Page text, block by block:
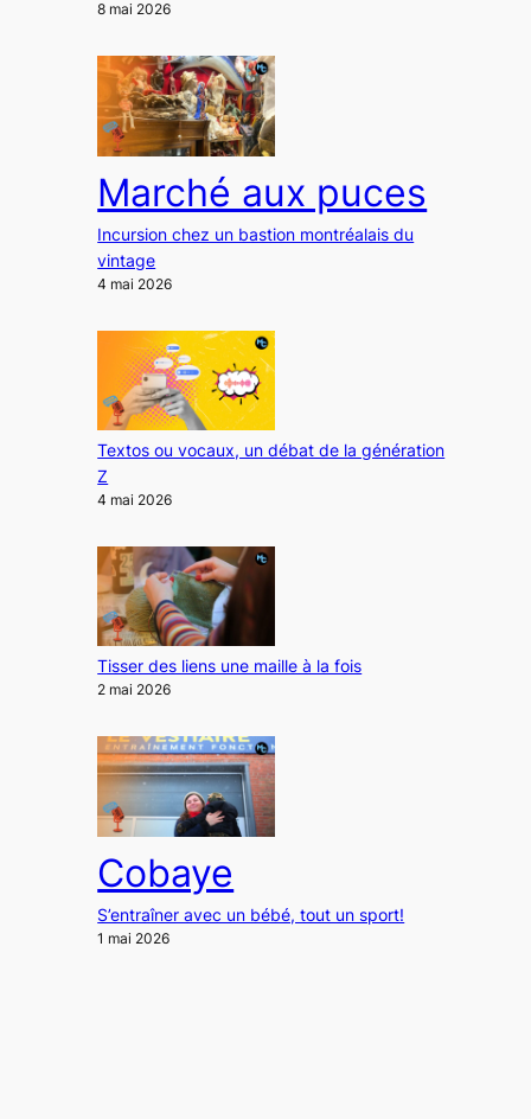
8 mai 2026
Marché aux puces
Incursion chez un bastion montréalais du
vintage
4 mai 2026
Textos ou vocaux, un débat de la génération
Z
4 mai 2026
Tisser des liens une maille à la fois
2 mai 2026
Cobaye
S’entraîner avec un bébé, tout un sport!
1 mai 2026